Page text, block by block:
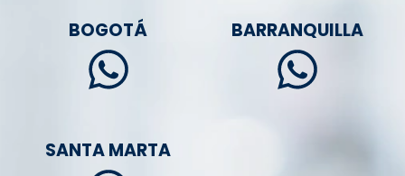
BOGOTÁ BARRANQUILLA
SANTA MARTA